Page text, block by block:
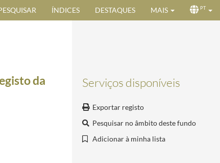
ÍNDICES DESTAQUES MAIS PT
Serviços disponíveis
Exportar registo
Pesquisar no âmbito deste fundo
Adicionar à minha lista
da